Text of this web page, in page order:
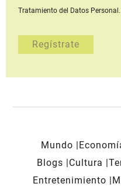
Tratamiento del Datos Personal.
Mundo
Blogs
Cultura
Entretenimiento